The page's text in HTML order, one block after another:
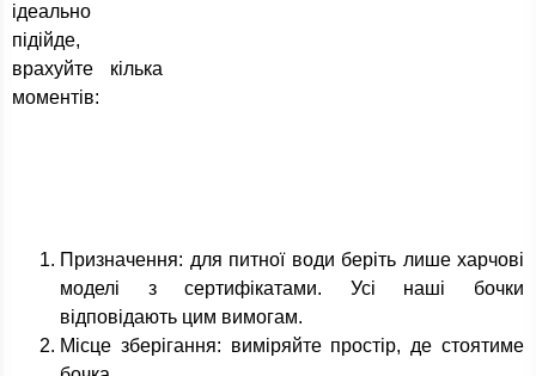
ідеально
підійде,
врахуйте кілька
моментів:
Призначення: для питної води беріть лише харчові
моделі з сертифікатами. Усі наші бочки
відповідають цим вимогам.
Місце зберігання: виміряйте простір, де стоятиме